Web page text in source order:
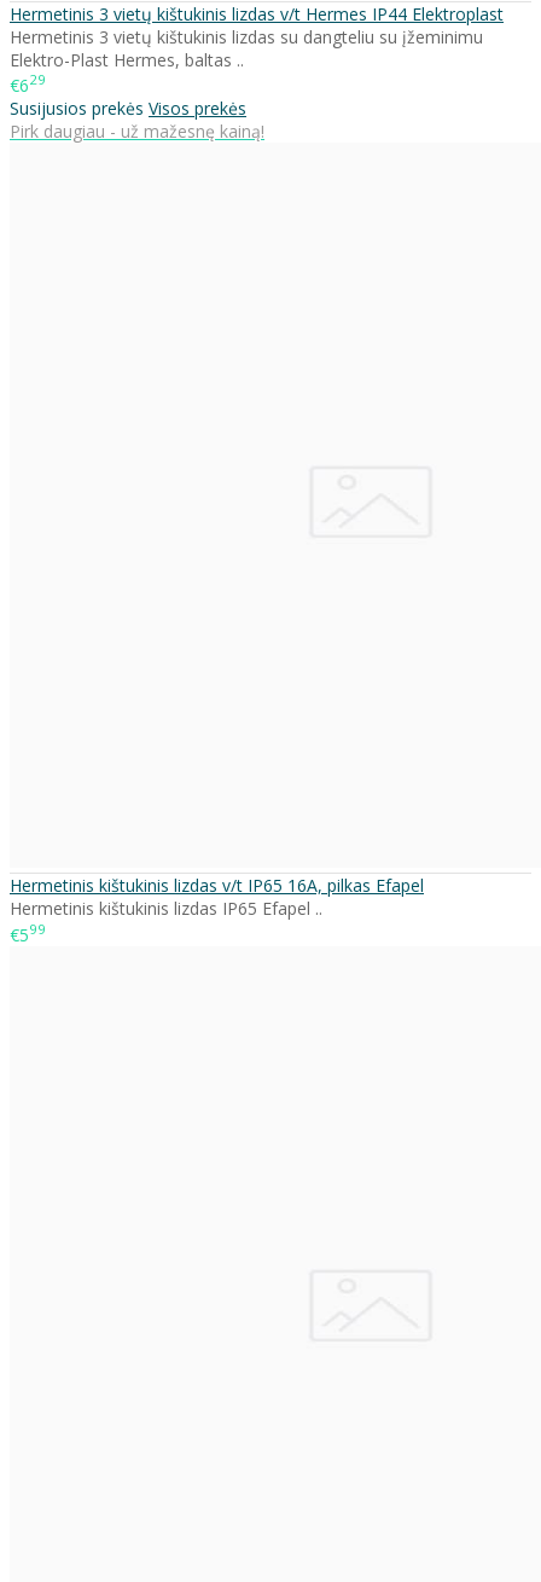
Hermetinis 3 vietų kištukinis lizdas v/t Hermes IP44 Elektroplast
Hermetinis 3 vietų kištukinis lizdas su dangteliu su įžeminimu
Elektro-Plast Hermes, baltas ..
€629
Susijusios prekės Visos prekės
Pirk daugiau - už mažesnę kainą!
Hermetinis kištukinis lizdas v/t IP65 16A, pilkas Efapel
Hermetinis kištukinis lizdas IP65 Efapel ..
€599